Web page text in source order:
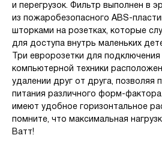
и перегрузок. Фильтр выполнен в
из пожаробезопасного ABS-
шторками на розетках, которые
для доступа внутрь маленьких
Три евророзетки для
компьютерной техники
удалении друг от друга, позволяя
питания различного форм-
имеют удобное горизонтальное
помните, что максимальная
Ватт!